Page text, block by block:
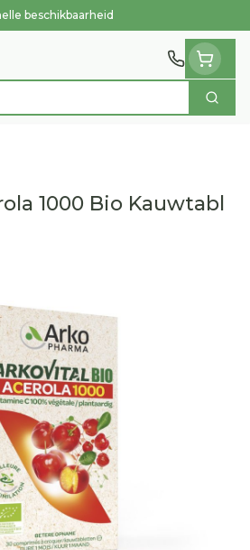
beschikbaarheid
Zoek
1000 Bio Kauwtabl